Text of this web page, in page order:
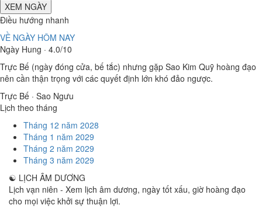
XEM NGÀY
Điều hướng nhanh
VỀ NGÀY HÔM NAY
Ngày Hung · 4.0/10
Trực Bế (ngày đóng cửa, bế tắc) nhưng gặp Sao Kim Quỹ hoàng đạo
nên cần thận trọng với các quyết định lớn khó đảo ngược.
Trực Bế · Sao Ngưu
Lịch theo tháng
Tháng 12 năm 2028
Tháng 1 năm 2029
Tháng 2 năm 2029
Tháng 3 năm 2029
☯ LỊCH ÂM DƯƠNG
Lịch vạn niên - Xem lịch âm dương, ngày tốt xấu, giờ hoàng đạo
cho mọi việc khởi sự thuận lợi.